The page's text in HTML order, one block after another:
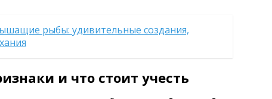
рыбы: удивительные создания,
и что стоит учесть